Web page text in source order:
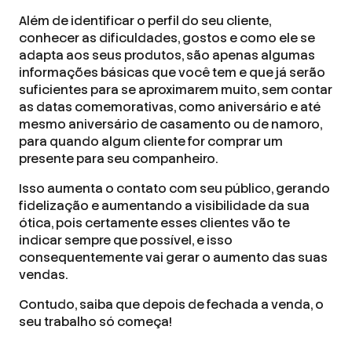
Além de identificar o perfil do seu cliente,
conhecer as dificuldades, gostos e como ele se
adapta aos seus produtos, são apenas algumas
informações básicas que você tem e que já serão
suficientes para se aproximarem muito, sem contar
as datas comemorativas, como aniversário e até
mesmo aniversário de casamento ou de namoro,
para quando algum cliente for comprar um
presente para seu companheiro.
Isso aumenta o contato com seu público, gerando
fidelização e aumentando a visibilidade da sua
ótica, pois certamente esses clientes vão te
indicar sempre que possível, e isso
consequentemente vai gerar o aumento das suas
vendas.
Contudo, saiba que depois de fechada a venda, o
seu trabalho só começa!